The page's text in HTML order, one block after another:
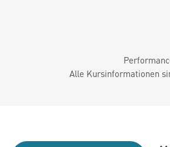
Alle Kursinformationen